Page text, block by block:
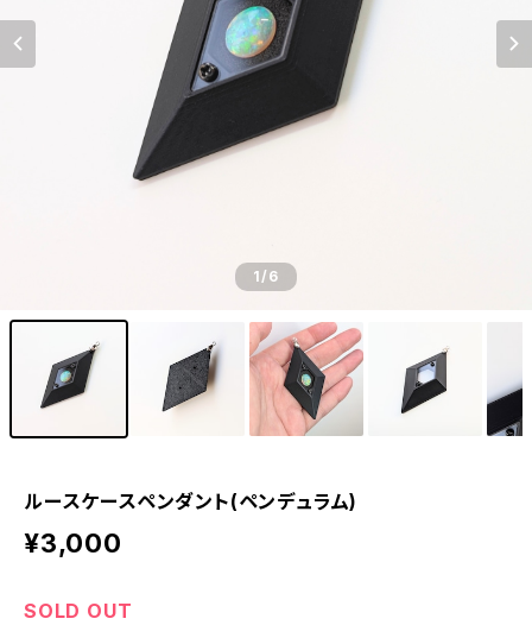
1/6
ルースケースペンダント(ペンデュラム)
¥3,000
SOLD OUT